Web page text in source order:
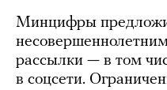
Минцифры
рассылки — в том
в соцсети.